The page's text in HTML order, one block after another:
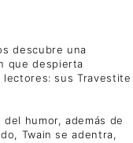
descubre una
que despierta
sus Travestite
humor, además de
Twain se adentra,